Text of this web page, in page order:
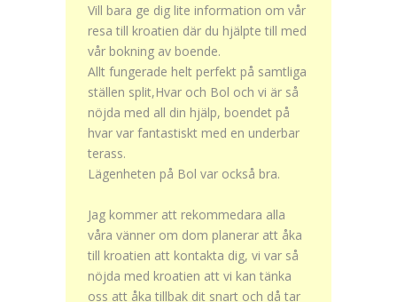
Vill bara ge dig lite information om vår
resa till kroatien där du hjälpte till med
vår bokning av boende.
Allt fungerade helt perfekt på samtliga
ställen split,Hvar och Bol och vi är så
nöjda med all din hjälp, boendet på
hvar var fantastiskt med en underbar
terass.
Lägenheten på Bol var också bra.
Jag kommer att rekommedara alla
våra vänner om dom planerar att åka
till kroatien att kontakta dig, vi var så
nöjda med kroatien att vi kan tänka
oss att åka tillbak dit snart och då tar